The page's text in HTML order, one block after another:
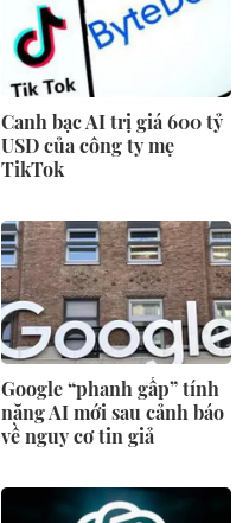
Canh bạc AI trị giá 600 tỷ
USD của công ty mẹ
TikTok
Google “phanh gấp” tính
năng AI mới sau cảnh báo
về nguy cơ tin giả